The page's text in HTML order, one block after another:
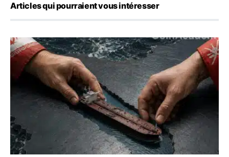
Articles qui pourraient vous intéresser
Ormuz : l’Iran annonce un accord avec Oman sur une